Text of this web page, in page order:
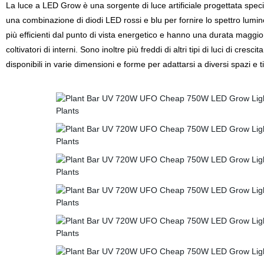
La luce a LED Grow è una sorgente di luce artificiale progettata
una combinazione di diodi LED rossi e blu per fornire lo spettro
più efficienti dal punto di vista energetico e hanno una durata
coltivatori di interni. Sono inoltre più freddi di altri tipi di luci di
disponibili in varie dimensioni e forme per adattarsi a diversi spazi e